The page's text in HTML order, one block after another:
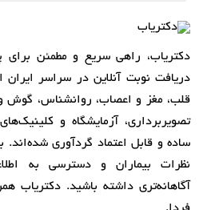
دکتریاب، راهی سریع و مطمئن برای
دریافت نوبت آنلاین در سراسر
قلب، مغز و اعصاب، روانشناس، گوش
تصویربرداری، آزمایشگاه و
ساده و قابل اعتماد گردآوری
نظرات بیماران و دسترسی به
آگاهانه‌تری داشته باشید. دکتریاب